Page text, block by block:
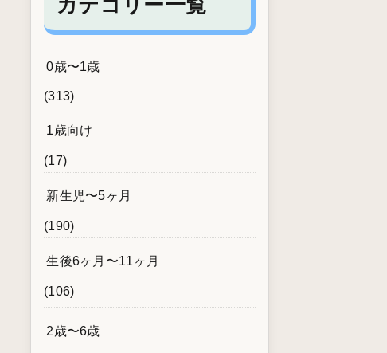
0歳〜1歳
(313)
1歳向け
(17)
新生児〜5ヶ月
(190)
生後6ヶ月〜11ヶ月
(106)
2歳〜6歳